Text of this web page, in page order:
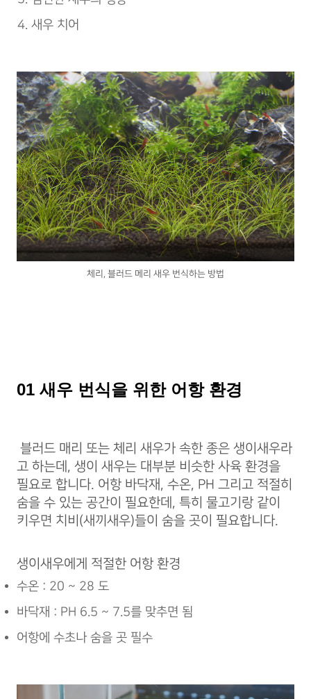
새우 치어
체리, 블러드 메리 새우 번식하는 방법
01 새우 번식을 위한 어항 환경
블러드 매리 또는 체리 새우가 속한 종은 생이새우라
고 하는데, 생이 새우는 대부분 비슷한 사육 환경을
필요로 합니다. 어항 바닥재, 수온, PH 그리고 적절히
숨을 수 있는 공간이 필요한데, 특히 물고기랑 같이
키우면 치비(새끼새우)들이 숨을 곳이 필요합니다.
생이새우에게 적절한 어항 환경
수온 : 20 ~ 28 도
바닥재 : PH 6.5 ~ 7.5를 맞추면 됨
어항에 수초나 숨을 곳 필수